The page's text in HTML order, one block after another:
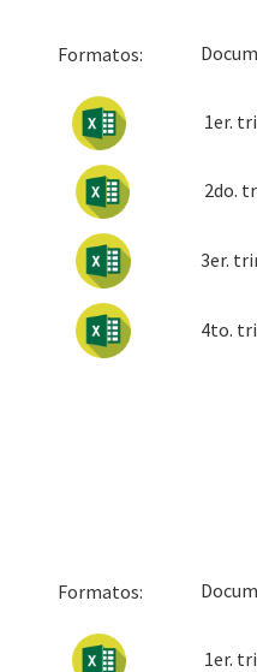
Formatos:
1er.
2do.
3er.
4to.
Formatos:
1er.